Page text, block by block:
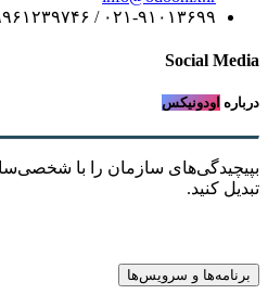
۰۲۱-۹۱۰۱۳۶۹۹ / ۰۹۹۶۱۲۳۹۷۴۶ / ۰۹۱۰۱۹۸۱۷۱۳-۱۴
Social Media
درباره اودونیکس
بپیچیدگی‌های سازمان را با
تبدیل کنید.
برنامه‌ها و سرویس‌ها